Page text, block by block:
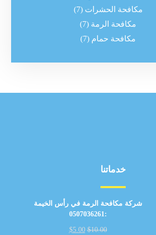
مكافحة الحشرات (7)
مكافحة الرمة (7)
مكافحة حمام (7)
خدماتنا
شركة مكافحة الرمة في رأس الخيمة
:0507036261
$10.00
$5.00